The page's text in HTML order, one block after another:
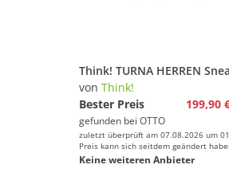
Think! TURNA HERREN
von Think!
Bester Preis
199,90
gefunden bei OTTO
zuletzt überprüft am 07.08.2026 um
Preis kann sich seitdem geändert
Keine weiteren Anbieter